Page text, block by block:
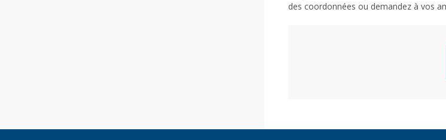
des coordonnées ou demandez à vos